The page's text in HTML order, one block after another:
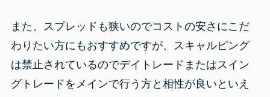
また、スプレッドも狭いのでコストの安さにこだ
わりたい方にもおすすめですが、スキャルピング
は禁止されているのでデイトレードまたはスイン
グトレードをメインで行う方と相性が良いといえ